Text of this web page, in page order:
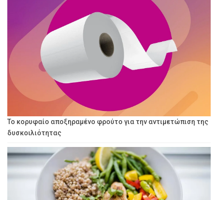
Το κορυφαίο αποξηραμένο φρούτο για την αντιμετώπιση της
δυσκοιλιότητας